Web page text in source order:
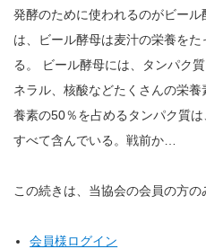
発酵のために使われるのがビー
は、ビール酵母は麦汁の栄養を
る。 ビール酵母には、タンパク
ネラル、核酸などたくさんの栄
養素の50％を占めるタンパク質
すべて含んでいる。戦前か…
この続きは、当協会の会員の方の
会員様ログイン